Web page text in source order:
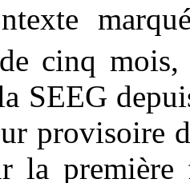
cinq
SEEG
provisoire
la